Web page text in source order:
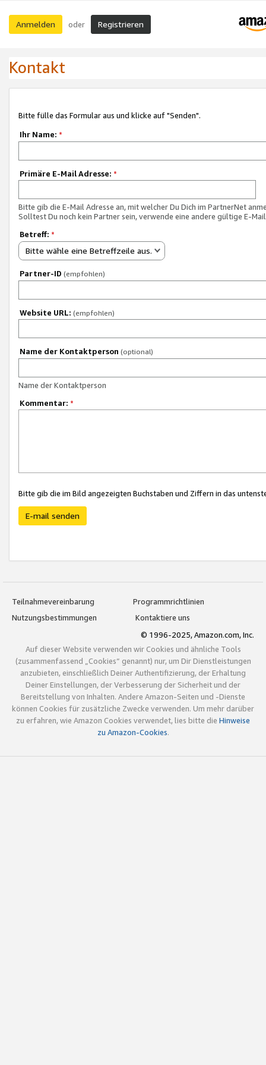
Anmelden oder Registrieren
Kontakt
Bitte fülle das Formular aus und klicke auf "Senden".
Ihr Name: *
Primäre E-Mail Adresse: *
Bitte gib die E-Mail Adresse an, mit welcher Du Dich im PartnerNet
Solltest Du noch kein Partner sein, verwende eine andere gültige E-
Betreff: *
Bitte wähle eine Betreffzeile aus.
Partner-ID (empfohlen)
Website URL: (empfohlen)
Name der Kontaktperson (optional)
Name der Kontaktperson
Kommentar: *
Bitte gib die im Bild angezeigten Buchstaben und Ziffern in das
E-mail senden
Teilnahmevereinbarung
Programmrichtlinien
Nutzungsbestimmungen
Kontaktiere uns
© 1996-2025, Amazon.com, Inc.
Auf dieser Website verwenden wir Cookies und ähnliche Tools
(zusammenfassend „Cookies“ genannt) nur, um Dir Dienstleistungen
anzubieten, einschließlich Deiner Authentifizierung, der Erhaltung
Deiner Einstellungen, der Verbesserung der Sicherheit und der
Bereitstellung von Inhalten. Andere Amazon-Seiten und -Dienste
können Cookies für zusätzliche Zwecke verwenden. Um mehr darüber
zu erfahren, wie Amazon Cookies verwendet, lies bitte die Hinweise
zu Amazon-Cookies.